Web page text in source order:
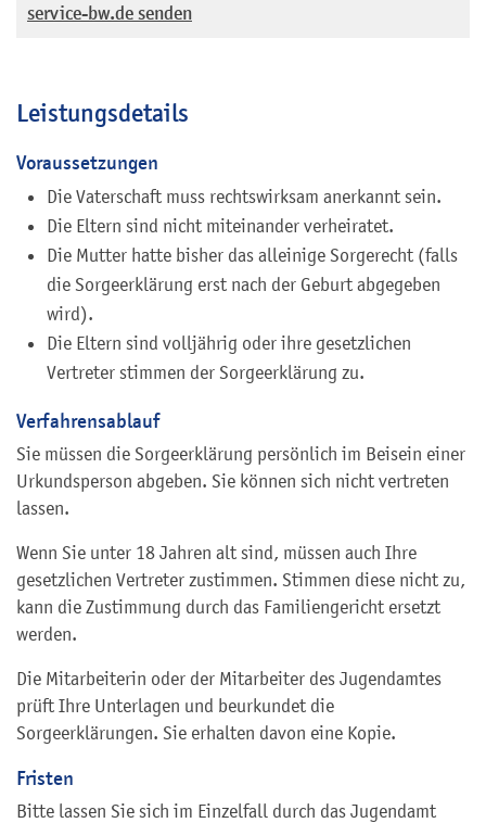
service-bw.de senden
Leistungsdetails
Voraussetzungen
Die Vaterschaft muss rechtswirksam anerkannt sein.
Die Eltern sind nicht miteinander verheiratet.
Die Mutter hatte bisher das alleinige Sorgerecht (falls
die Sorgeerklärung erst nach der Geburt abgegeben
wird).
Die Eltern sind volljährig oder ihre gesetzlichen
Vertreter stimmen der Sorgeerklärung zu.
Verfahrensablauf
Sie müssen die Sorgeerklärung persönlich im Beisein einer
Urkundsperson abgeben. Sie können sich nicht vertreten
lassen.
Wenn Sie unter 18 Jahren alt sind, müssen auch Ihre
gesetzlichen Vertreter zustimmen. Stimmen diese nicht zu,
kann die Zustimmung durch das Familiengericht ersetzt
werden.
Die Mitarbeiterin oder der Mitarbeiter des Jugendamtes
prüft Ihre Unterlagen und beurkundet die
Sorgeerklärungen. Sie erhalten davon eine Kopie.
Fristen
Bitte lassen Sie sich im Einzelfall durch das Jugendamt